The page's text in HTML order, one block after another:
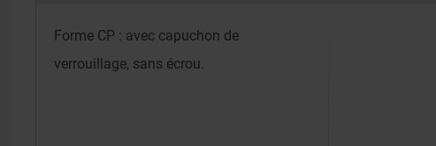
Forme CP : avec capuchon de
verrouillage, sans écrou.